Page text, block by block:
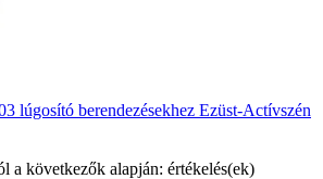
lúgosító berendezésekhez Ezüst-Actívszén
a következők alapján: értékelés(ek)